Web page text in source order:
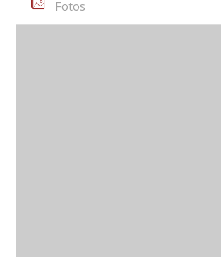
Fotos